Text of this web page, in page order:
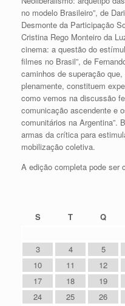
no modelo Brasileiro”, de
Desmonte da Participação
Cristina Rego Monteiro da
cinema: a questão do
filmes no Brasil”, de
caminhos de superação
plenamente, constituem
como vemos na discussão
comunicação ascendente e
comunitários na Argentina”.
armas da crítica para
mobilização coletiva.
A edição completa pode ser
S
T Q
3
4 5
10
11 12
17
18 19
24
25 26